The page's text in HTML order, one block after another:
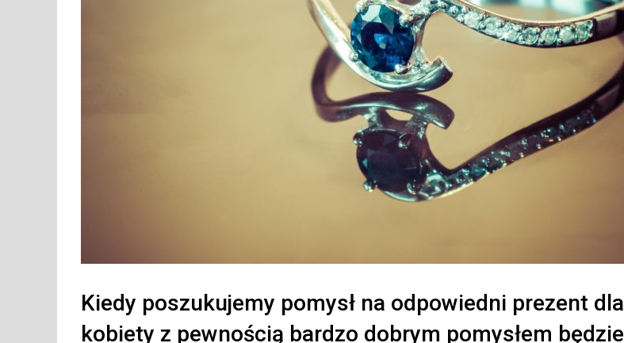
Kiedy poszukujemy pomysł na odpowiedni prezent dla
kobiety z pewnością bardzo dobrym pomysłem będzie